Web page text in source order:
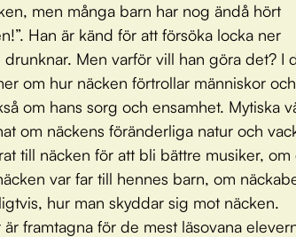
men många barn har nog ändå hört
Han är känd för att försöka locka ner
Men varför vill han göra det? I
om hur näcken förtrollar människor och
om hans sorg och ensamhet. Mytiska
om näckens föränderliga natur och
till näcken för att bli bättre musiker, om
var far till hennes barn, om
hur man skyddar sig mot näcken.
framtagna för de mest läsovana